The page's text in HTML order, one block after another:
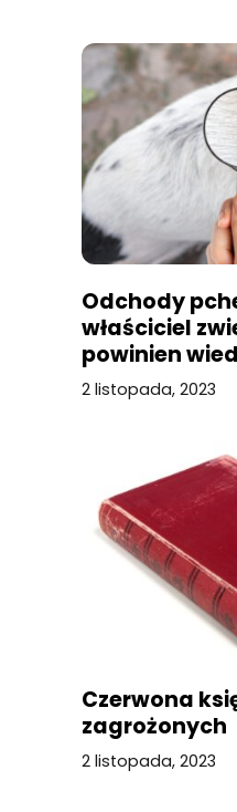
Odchody
właściciel
powinien
2 listopada, 2023
Czerwona
zagrożonych
2 listopada, 2023